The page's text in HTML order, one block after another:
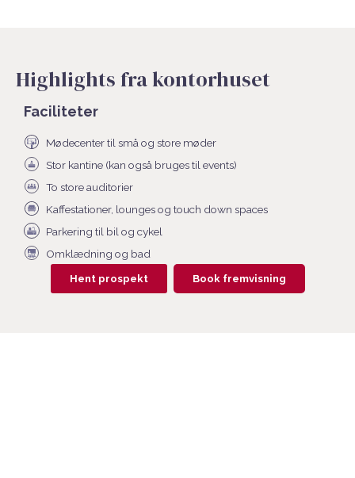
Highlights fra kontorhuset
Faciliteter
Mødecenter til små og store møder
Stor kantine (kan også bruges til events)
To store auditorier
Kaffestationer, lounges og touch down spaces
Parkering til bil og cykel
Omklædning og bad
Hent prospekt Book fremvisning